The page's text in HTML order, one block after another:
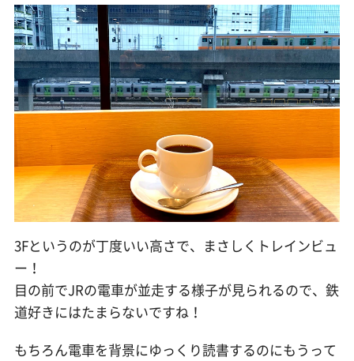
3Fというのが丁度いい高さで、まさしくトレインビュ
ー！
目の前でJRの電車が並走する様子が見られるので、鉄
道好きにはたまらないですね！
もちろん電車を背景にゆっくり読書するのにもうって